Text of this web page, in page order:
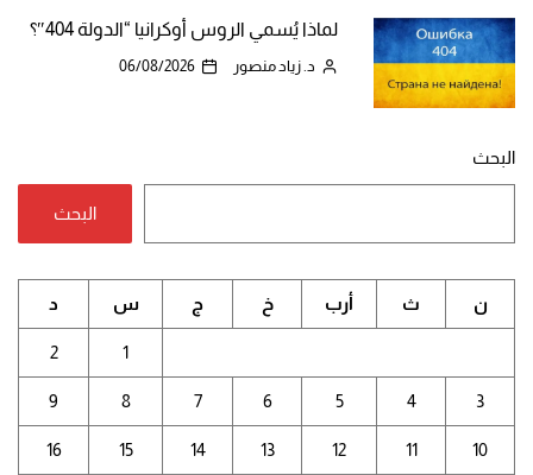
لماذا يُسمي الروس أوكرانيا “الدولة 404″؟
د. زياد منصور 06/08/2026
البحث
البحث
ن ث أرب خ ج س د
1
2
3
4
5
6
7
8
9
10
11
12
13
14
15
16